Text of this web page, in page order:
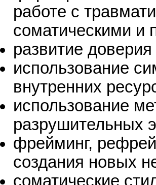
работе с
соматическими и
развитие
использование
внутренних
использование
разрушительных
фрейминг,
создания новых
соматические